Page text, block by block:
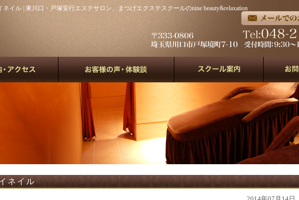
ネイル | 東川口・戸塚安行エステサロン、まつげエクステスクールのnine beauty&relaxation
ネイル